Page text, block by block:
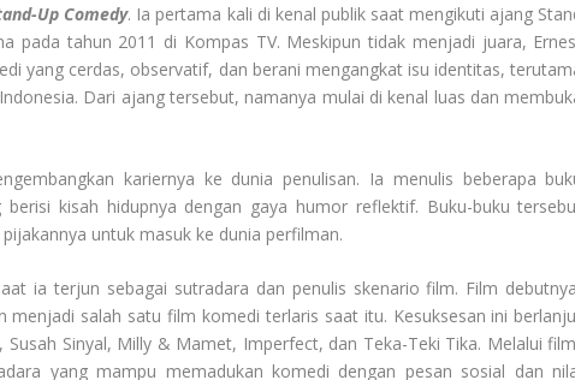
Up Comedy. Ia pertama kali di kenal publik saat mengikuti ajang
pada tahun 2011 di Kompas TV. Meskipun tidak menjadi juara,
yang cerdas, observatif, dan berani mengangkat isu identitas,
Dari ajang tersebut, namanya mulai di kenal luas dan
kariernya ke dunia penulisan. Ia menulis beberapa
kisah hidupnya dengan gaya humor reflektif. Buku-buku
untuk masuk ke dunia perfilman.
ia terjun sebagai sutradara dan penulis skenario film. Film
menjadi salah satu film komedi terlaris saat itu. Kesuksesan ini
Sinyal, Milly & Mamet, Imperfect, dan Teka-Teki Tika. Melalui
yang mampu memadukan komedi dengan pesan sosial dan